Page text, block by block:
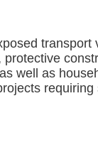
transport
well as
requiring